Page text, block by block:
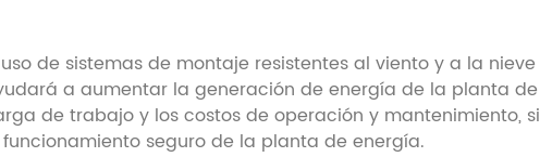
uso de sistemas de montaje resistentes al viento y a la
a aumentar la generación de energía de la planta
de trabajo y los costos de operación y mantenimiento,
seguro de la planta de energía.